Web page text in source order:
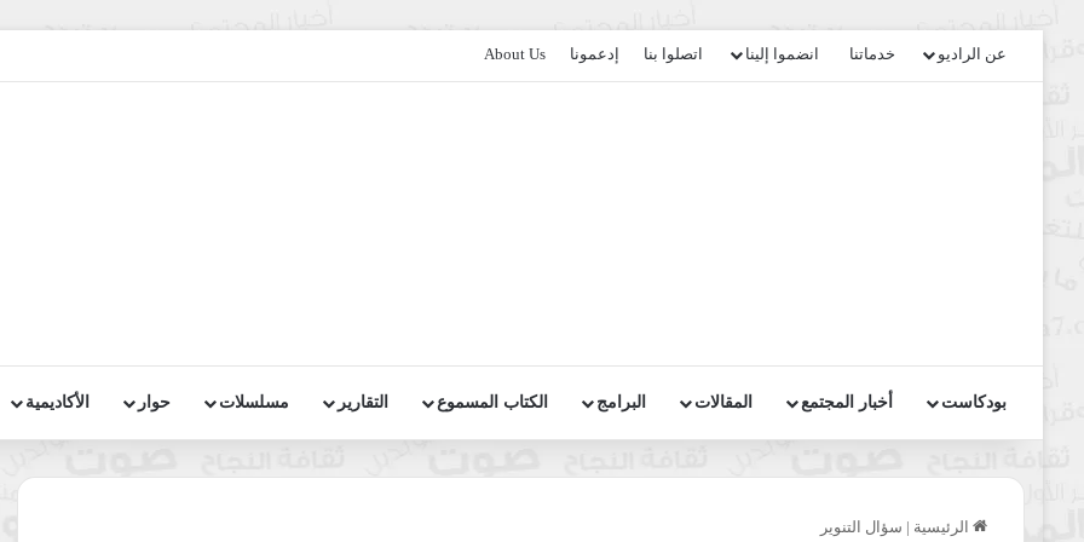
عن الراديو خدماتنا انضموا إلينا اتصلوا بنا إدعمونا About Us
بودكاست أخبار المجتمع المقالات البرامج الكتاب المسموع التقارير مسلسلات حوار الأكاديمية
الرئيسية | سؤال التنوير